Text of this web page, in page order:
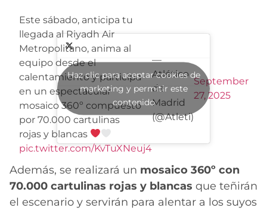
Este sábado, anticipa tu
llegada al Riyadh Air
Metropolitano, anima al
equipo desde el
calentamiento y participa
en un espectacular
mosaico 360º compuesto
por 70.000 cartulinas
rojas y blancas
pic.twitter.com/KvTuXNeuj4
—
Atlético
de
Madrid
(@Atleti)
September
27, 2025
Haz clic para aceptar cookies de
marketing y permitir este
contenido
Además, se realizará un mosaico 360º con
70.000 cartulinas rojas y blancas que teñirán
el escenario y servirán para alentar a los suyos